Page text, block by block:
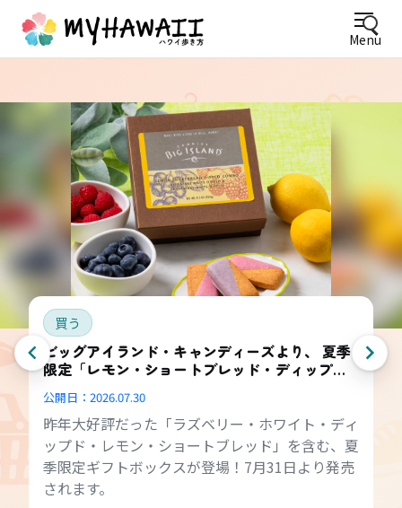
Menu
買う
ビッグアイランド・キャンディーズより、 夏季
限定「レモン・ショートブレッド・ディップ
公開日： 2026.07.30
昨年大好評だった「ラズベリー・ホワイト・ディ
ップド・レモン・ショートブレッド」を含む、夏
季限定ギフトボックスが登場！7月31日より発売
されます。